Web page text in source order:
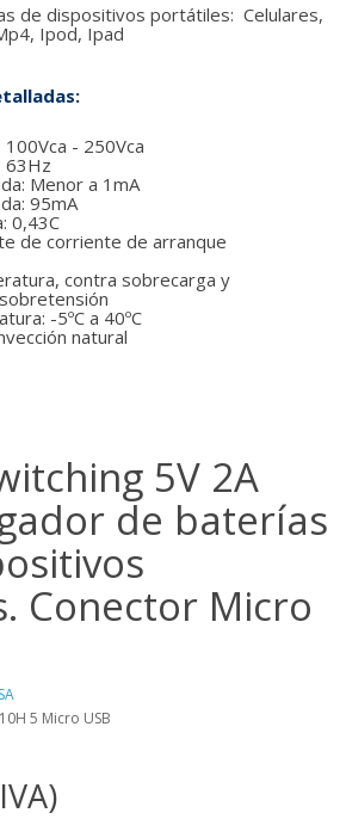
de dispositivos portátiles: Celulares,
Ipod, Ipad
- 250Vca
63Hz
Menor a 1mA
95mA
0,43C
de corriente de arranque
contra sobrecarga y
-5ºC a 40ºC
natural
5V 2A
de baterías
Conector Micro
5 Micro USB